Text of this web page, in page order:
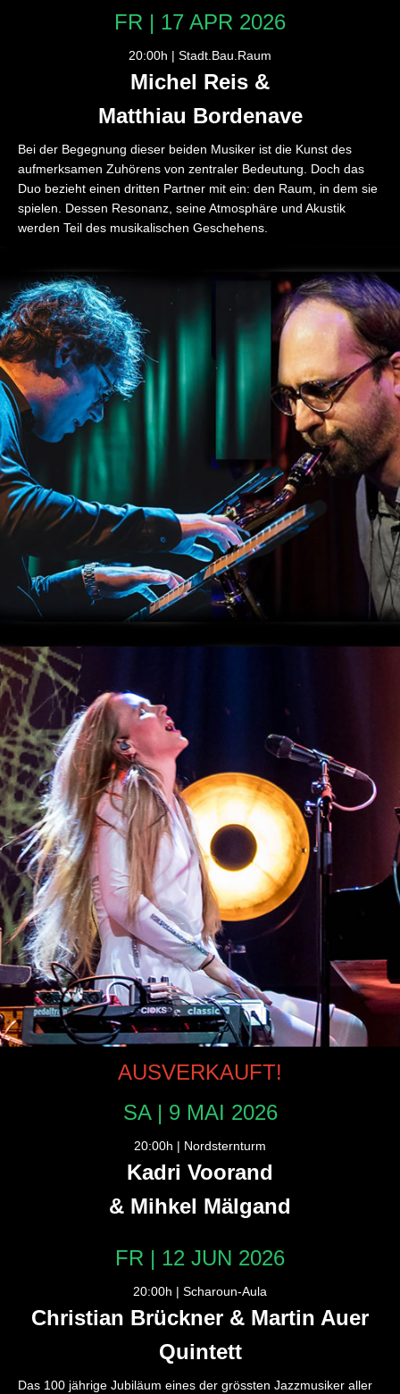
FR | 17 APR 2026
20:00h | Stadt.Bau.Raum
Michel Reis &
Matthiau Bordenave
Bei der Begegnung dieser beiden Musiker ist die Kunst des
aufmerksamen Zuhörens von zentraler Bedeutung. Doch das
Duo bezieht einen dritten Partner mit ein: den Raum, in dem sie
spielen. Dessen Resonanz, seine Atmosphäre und Akustik
werden Teil des musikalischen Geschehens.
AUSVERKAUFT!
SA | 9 MAI 2026
20:00h | Nordsternturm
Kadri Voorand
& Mihkel Mälgand
FR | 12 JUN 2026
20:00h | Scharoun-Aula
Christian Brückner & Martin Auer
Quintett
Das 100 jährige Jubiläum eines der grössten Jazzmusiker aller